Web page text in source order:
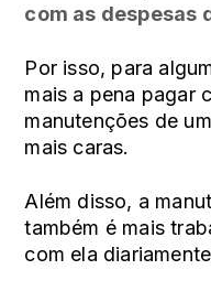
com as despesas
Por isso, para
mais a pena pagar
manutenções de
mais caras.
Além disso, a
também é mais
com ela